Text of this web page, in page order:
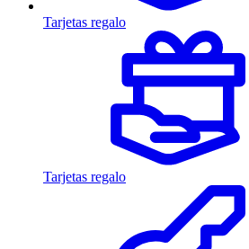
Tarjetas regalo
Tarjetas regalo